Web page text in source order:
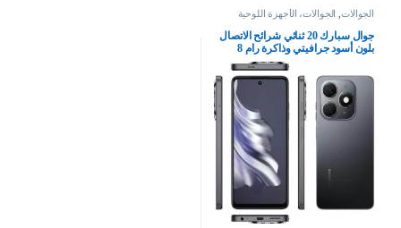
الجوالات الجوالات، الأجهزة اللوحية
وإكسسواراتها
جوال سبارك 20 ثنائي شرائح الاتصال
بلون أسود جرافيتي وذاكرة رام 8
جيجابايت وذاكرة داخلية 256 جيجابايت
الجيل الرابع – إصدار الشرق الأوسط،
كيه جيه 5 ان